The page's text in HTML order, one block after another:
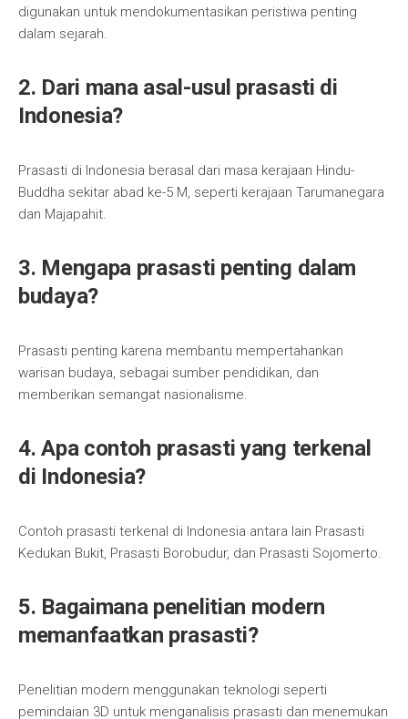
digunakan untuk mendokumentasikan peristiwa penting
dalam sejarah.
2. Dari mana asal-usul prasasti di
Indonesia?
Prasasti di Indonesia berasal dari masa kerajaan Hindu-
Buddha sekitar abad ke-5 M, seperti kerajaan Tarumanegara
dan Majapahit.
3. Mengapa prasasti penting dalam
budaya?
Prasasti penting karena membantu mempertahankan
warisan budaya, sebagai sumber pendidikan, dan
memberikan semangat nasionalisme.
4. Apa contoh prasasti yang terkenal
di Indonesia?
Contoh prasasti terkenal di Indonesia antara lain Prasasti
Kedukan Bukit, Prasasti Borobudur, dan Prasasti Sojomerto.
5. Bagaimana penelitian modern
memanfaatkan prasasti?
Penelitian modern menggunakan teknologi seperti
pemindaian 3D untuk menganalisis prasasti dan menemukan